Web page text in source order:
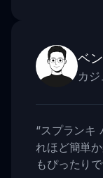
ベ
カ
“スプランキ
れほど簡単
もぴったりで